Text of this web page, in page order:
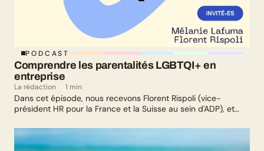
PODCAST
Comprendre les parentalités LGBTQI+ en
entreprise
La rédaction 1 min
Dans cet épisode, nous recevons Florent Rispoli (vice-
président HR pour la France et la Suisse au sein d'ADP), et
leurs parcours de parents LGBTQ+.